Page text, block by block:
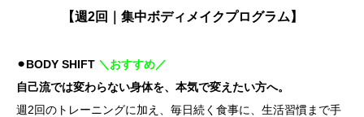
【週2回｜集中ボディメイクプログラム】
⚫︎BODY SHIFT ＼おすすめ／
自己流では変わらない身体を、本気で変えたい方へ。
週2回のトレーニングに加え、毎日続く食事に、生活習慣まで手